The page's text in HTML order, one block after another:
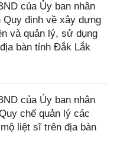
của Ủy ban nhân
định về xây dựng
và quản lý, sử dụng
bàn tỉnh Đắk Lắk
của Ủy ban nhân
chế quản lý các
liệt sĩ trên địa bàn